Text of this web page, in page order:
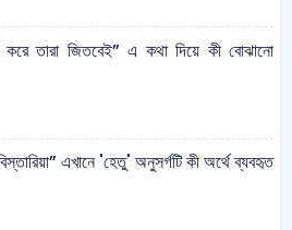
করে তারা জিতবেই” এ কথা দিয়ে কী বোঝানো
এখানে 'হেতু' অনুসর্গটি কী অর্থে ব্যবহৃত